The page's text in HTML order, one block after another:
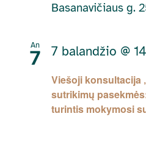
Basanavičiaus g.
An
7
Viešoji konsultacija
sutrikimų
turintis mokymosi
7 balandžio @